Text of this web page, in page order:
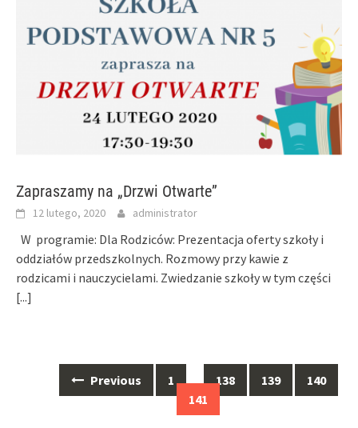
Zapraszamy na „Drzwi Otwarte”
12 lutego, 2020 administrator
W programie: Dla Rodziców: Prezentacja oferty szkoły i
oddziałów przedszkolnych. Rozmowy przy kawie z
rodzicami i nauczycielami. Zwiedzanie szkoły w tym części
[...]
navigation
Previous 1 … 138 139
140
141